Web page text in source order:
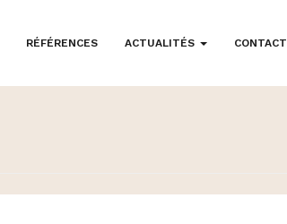
RÉFÉRENCES ACTUALITÉS CONTACT